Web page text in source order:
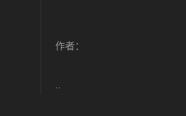
作者：